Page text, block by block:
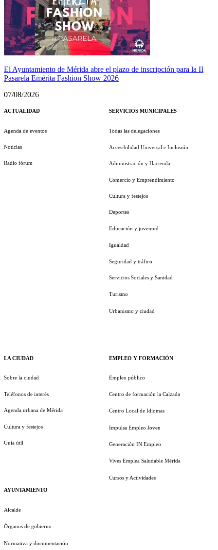
El Ayuntamiento de Mérida abre el plazo de inscripción para la II
Pasarela Emérita Fashion Show 2026
07/08/2026
ACTUALIDAD
Agenda de eventos
Noticias
Radio fórum
LA CIUDAD
Sobre la ciudad
Teléfonos de interés
Agenda urbana de Mérida
Cultura y festejos
Guía útil
AYUNTAMIENTO
Alcalde
Órganos de gobierno
Normativa y documentación
SERVICIOS MUNICIPALES
Todas las delegaciones
Accesibilidad Universal e Inclusión
Administración y Hacienda
Comercio y Emprendimiento
Cultura y festejos
Deportes
Educación y juventud
Igualdad
Seguridad y tráfico
Servicios Sociales y Sanidad
Turismo
Urbanismo y ciudad
EMPLEO Y FORMACIÓN
Empleo público
Centro de formación la Calzada
Centro Local de Idiomas
Impulsa Empleo Joven
Generación IN Empleo
Vives Emplea Saludable Mérida
Cursos y Actividades